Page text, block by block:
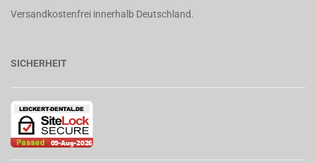
Versandkostenfrei innerhalb Deutschland.
SICHERHEIT